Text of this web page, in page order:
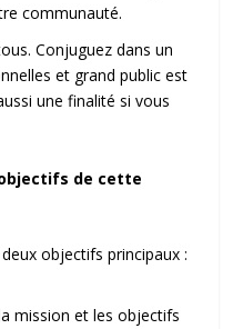
communauté.
Conjuguez dans un
et grand public est
une finalité si vous
de cette
objectifs principaux :
mission et les objectifs